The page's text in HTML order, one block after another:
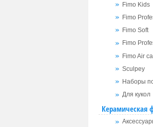
Fimo Kids
Fimo
Fimo Soft
Fimo
Fimo Air
Sculpey
Наборы
Для кукол
Керамическая